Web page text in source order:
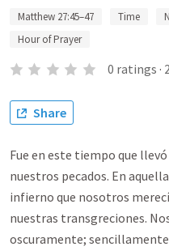
Matthew 27:45–47 Time
Hour of Prayer
0 ratings ·
Share
Fue en este tiempo que
nuestros pecados. En
infierno que nosotros
nuestras transgreciones.
oscuramente;